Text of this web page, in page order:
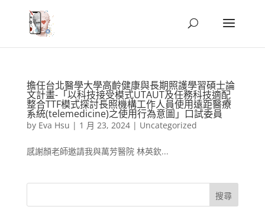
擔任台北醫學大學高齡健康與長期照護學習碩士論
文計畫-「以科技接受模式UTAUT及任務科技適配
整合TTF模式探討長照機構工作人員使用遠距醫療
系統(telemedicine)之使用行為意圖」口試委員
by Eva Hsu | 1 月 23, 2024| Uncategorized
感謝顏老師邀請我與萬芳醫院 林英欽...